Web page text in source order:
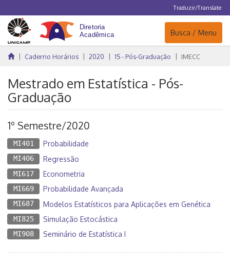
Traduzir/Translate
Navegação
Busca / Menu
Caderno Horários 2020 1S - Pós-Graduação IMECC
Mestrado em Estatística - Pós-
Graduação
1º Semestre/2020
MI401 Probabilidade
MI406 Regressão
MI617 Econometria
MI669 Probabilidade Avançada
MI687 Modelos Estatísticos para Aplicações em Genética
MI825 Simulação Estocástica
MI908 Seminário de Estatística I